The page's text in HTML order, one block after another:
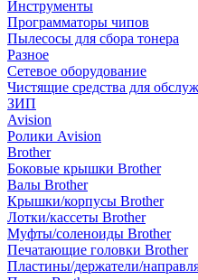
Инструменты
Программаторы чипов
Пылесосы для сбора тонера
Разное
Сетевое оборудование
Чистящие средства для
ЗИП
Avision
Ролики Avision
Brother
Боковые крышки Brother
Валы Brother
Крышки/корпусы Brother
Лотки/кассеты Brother
Муфты/соленоиды Brother
Печатающие головки Brother
Пластины/держатели/